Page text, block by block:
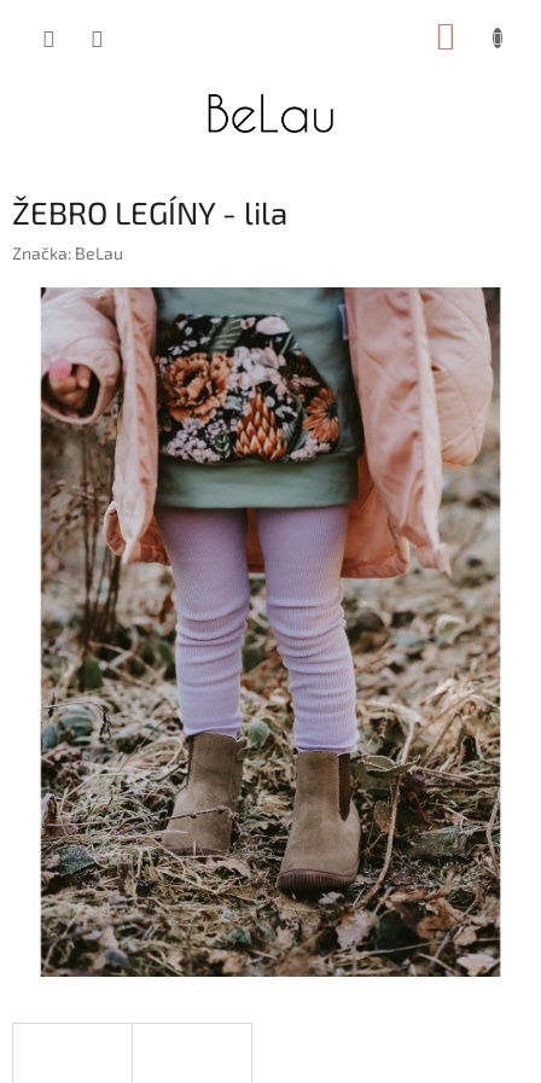
ŽEBRO LEGÍNY - lila
Značka: BeLau